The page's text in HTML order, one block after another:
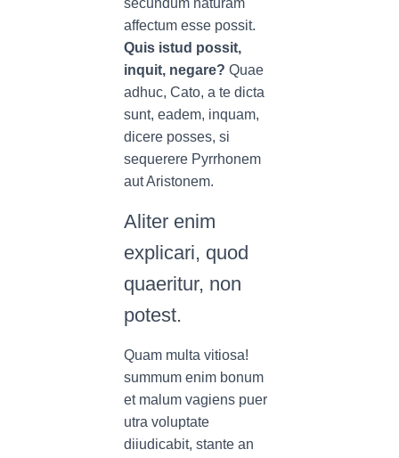
secundum naturam
affectum esse possit.
Quis istud possit,
inquit, negare? Quae
adhuc, Cato, a te dicta
sunt, eadem, inquam,
dicere posses, si
sequerere Pyrrhonem
aut Aristonem.
Aliter enim
explicari, quod
quaeritur, non
potest.
Quam multa vitiosa!
summum enim bonum
et malum vagiens puer
utra voluptate
diiudicabit, stante an